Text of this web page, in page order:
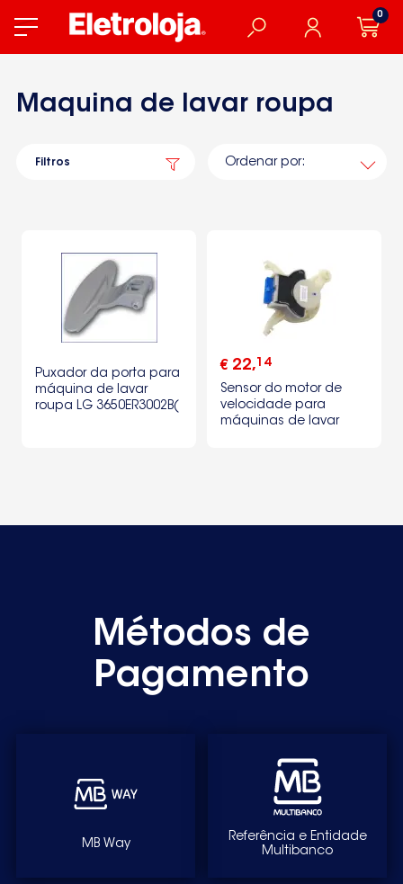
0
Maquina de lavar roupa
Filtros Ordenar por:
Puxador da porta para
máquina de lavar
roupa LG 3650ER3002B(
€ 22, 14
Sensor do motor de
velocidade para
máquinas de lavar
Métodos de
Pagamento
MB Way
Referência e Entidade
Multibanco